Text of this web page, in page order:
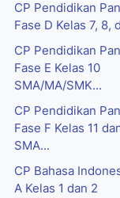
CP Pendidikan
Fase D Kelas 7, 8,
CP Pendidikan
Fase E Kelas 10
SMA/MA/SMK...
CP Pendidikan
Fase F Kelas 11
SMA...
CP Bahasa
A Kelas 1 dan 2